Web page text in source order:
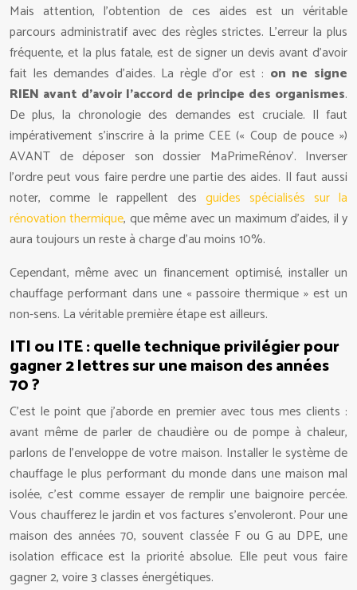
Mais attention, l’obtention de ces aides est un véritable
parcours administratif avec des règles strictes. L’erreur la plus
fréquente, et la plus fatale, est de signer un devis avant d’avoir
fait les demandes d’aides. La règle d’or est : on ne signe
RIEN avant d’avoir l’accord de principe des organismes.
De plus, la chronologie des demandes est cruciale. Il faut
impérativement s’inscrire à la prime CEE (« Coup de pouce »)
AVANT de déposer son dossier MaPrimeRénov’. Inverser
l’ordre peut vous faire perdre une partie des aides. Il faut aussi
noter, comme le rappellent des guides spécialisés sur la
rénovation thermique, que même avec un maximum d’aides, il y
aura toujours un reste à charge d’au moins 10%.
Cependant, même avec un financement optimisé, installer un
chauffage performant dans une « passoire thermique » est un
non-sens. La véritable première étape est ailleurs.
ITI ou ITE : quelle technique privilégier pour
gagner 2 lettres sur une maison des années
70 ?
C’est le point que j’aborde en premier avec tous mes clients :
avant même de parler de chaudière ou de pompe à chaleur,
parlons de l’enveloppe de votre maison. Installer le système de
chauffage le plus performant du monde dans une maison mal
isolée, c’est comme essayer de remplir une baignoire percée.
Vous chaufferez le jardin et vos factures s’envoleront. Pour une
maison des années 70, souvent classée F ou G au DPE, une
isolation efficace est la priorité absolue. Elle peut vous faire
gagner 2, voire 3 classes énergétiques.